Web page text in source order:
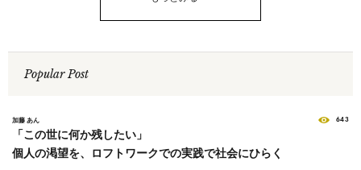
Popular Post
加藤 あん 643
「この世に何か残したい」
個人の渇望を、ロフトワークでの実践で社会にひらく